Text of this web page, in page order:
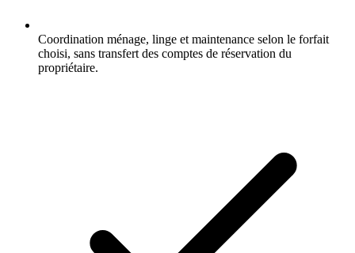
Coordination ménage, linge et maintenance selon le forfait
choisi, sans transfert des comptes de réservation du
propriétaire.